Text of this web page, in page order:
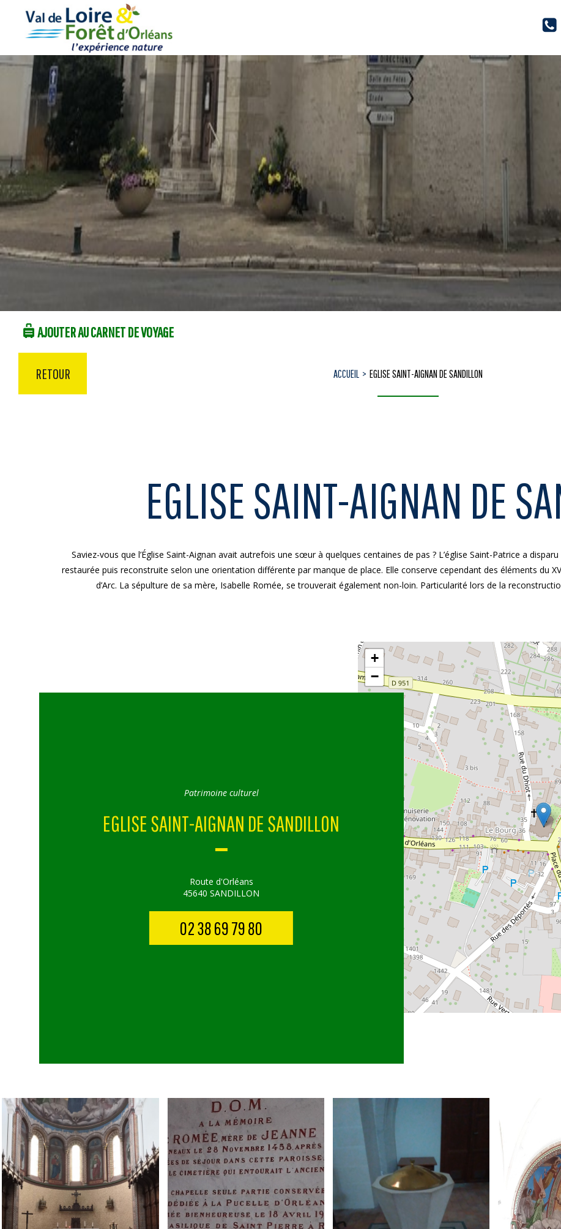
AJOUTER AU CARNET DE VOYAGE
RETOUR ACCUEIL EGLISE SAINT-AIGNAN DE SANDILLON
EGLISE SAINT-AIGNAN DE
Saviez-vous que l’Église Saint-Aignan avait autrefois une sœur à quelques centaines de pas ? L’église Saint-Patrice a
restaurée puis reconstruite selon une orientation différente par manque de place. Elle conserve cependant des éléments du
d’Arc. La sépulture de sa mère, Isabelle Romée, se trouverait également non-loin. Particularité lors de la
Patrimoine culturel
EGLISE SAINT-AIGNAN DE SANDILLON
Route d'Orléans
45640 SANDILLON
02 38 69 79 80
+
−
Cookies management panel